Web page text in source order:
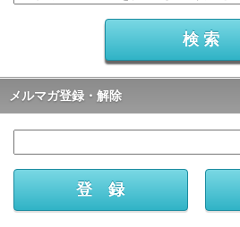
メルマガ登録・解除